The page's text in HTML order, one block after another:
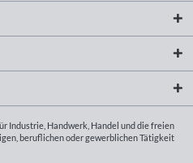
Industrie, Handwerk, Handel und die freien
beruflichen oder gewerblichen Tätigkeit